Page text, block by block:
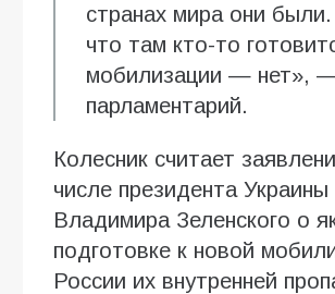
странах мира они
что там кто-то
мобилизации — нет»,
парламентарий.
Колесник считает
числе президента Украины
Владимира Зеленского о
подготовке к новой
России их внутренней